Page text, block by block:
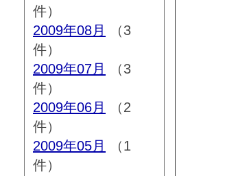
件）
2009年08月
（3
件）
2009年07月
（3
件）
2009年06月
（2
件）
2009年05月
（1
件）